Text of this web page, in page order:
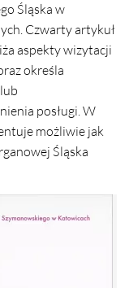
Śląska w
Czwarty artykuł
aspekty wizytacji
określa
posługi. W
możliwie jak
Śląska